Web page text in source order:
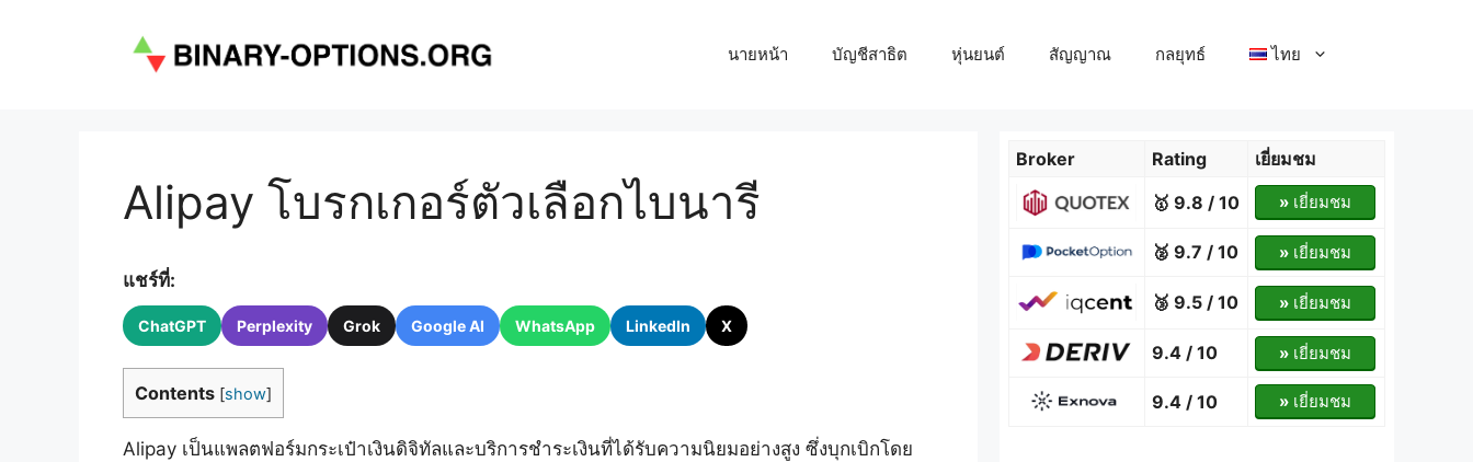
นายหน้า บัญชีสาธิต หุ่นยนต์ สัญญาณ กลยุทธ์ ไทย
Alipay โบรกเกอร์ตัวเลือกไบนารี
แชร์ที่:
ChatGPT Perplexity Grok Google AI WhatsApp LinkedIn X
Contents [show]
Alipay เป็นแพลตฟอร์มกระเป๋าเงินดิจิทัลและบริการชำระเงินที่ได้รับความนิยมอย่างสูง ซึ่งบุกเบิกโดย
Broker Rating
เยี่ยมชม
🥇 9.8 / 10
»เยี่ยมชม
🥈 9.7 / 10 »เยี่ยมชม
🥉 9.5 / 10 »เยี่ยมชม
9.4 / 10 »เยี่ยมชม
9.4 / 10 »เยี่ยมชม